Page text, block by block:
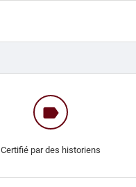
label
Certifié par des historiens